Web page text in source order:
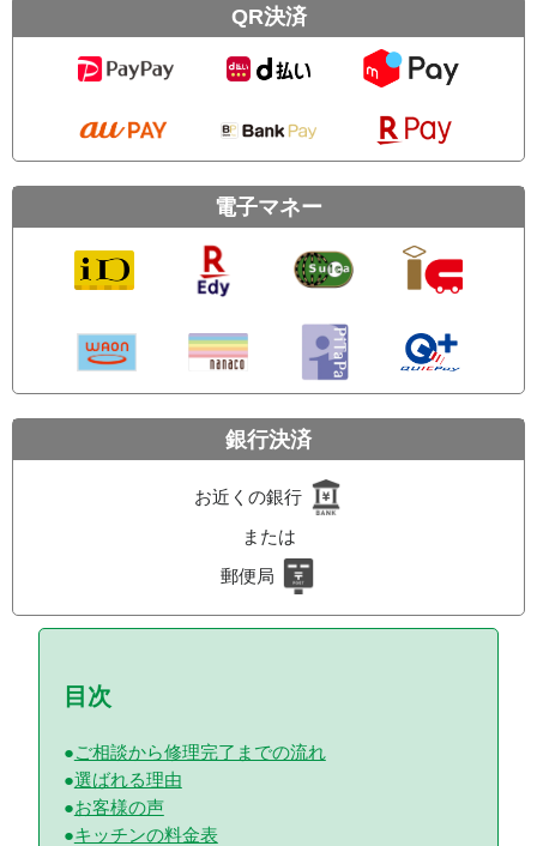
QR決済
電子マネー
銀行決済
お近くの銀行
または
郵便局
目次
ご相談から修理完了までの流れ
選ばれる理由
お客様の声
キッチンの料金表